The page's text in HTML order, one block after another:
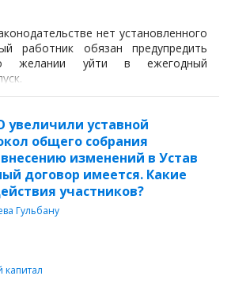
нет установленного
работник обязан предупредить
о желании уйти в ежегодный
увеличили уставной
общего собрания
изменений в Устав
договор имеется. Какие
участников?
Гульбану
капитал